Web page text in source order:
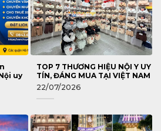
uy
TOP 7 THƯƠNG HIỆU NỘI Y UY
TÍN, ĐÁNG MUA TẠI VIỆT NAM
22/07/2026